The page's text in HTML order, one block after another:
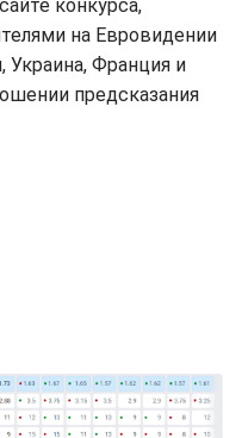
конкурса,
на Евровидении
Франция и
предсказания